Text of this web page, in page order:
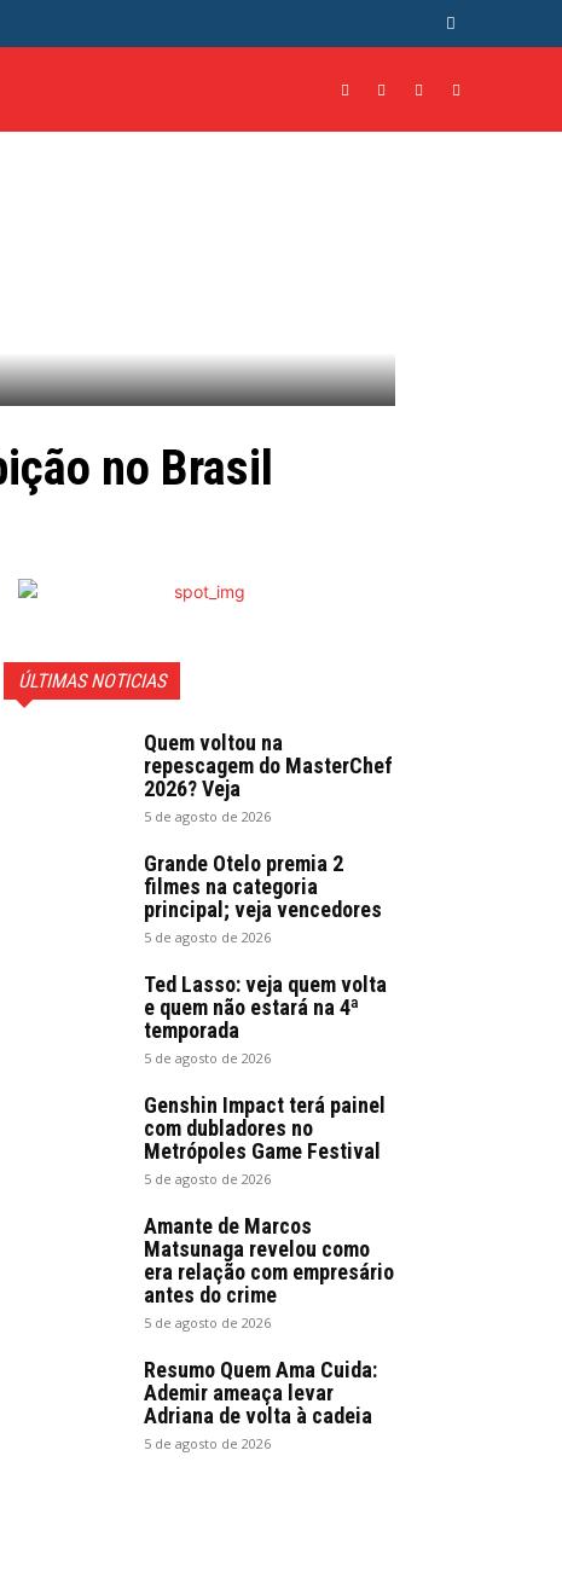
no Brasil
ÚLTIMAS NOTICIAS
Quem voltou na
repescagem do MasterChef
2026? Veja
5 de agosto de 2026
Grande Otelo premia 2
filmes na categoria
principal; veja vencedores
5 de agosto de 2026
Ted Lasso: veja quem volta
e quem não estará na 4ª
temporada
5 de agosto de 2026
Genshin Impact terá painel
com dubladores no
Metrópoles Game Festival
5 de agosto de 2026
Amante de Marcos
Matsunaga revelou como
era relação com empresário
antes do crime
5 de agosto de 2026
Resumo Quem Ama Cuida:
Ademir ameaça levar
Adriana de volta à cadeia
5 de agosto de 2026